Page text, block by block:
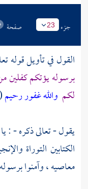
جزء 23 صفحة
القول في تأويل قوله
برسوله يؤتكم كفلين
لكم والله غفور رحيم) )
يقول - تعالى ذكره - :
الكتابين التوراة
معاصيه ، وآمنوا برسوله